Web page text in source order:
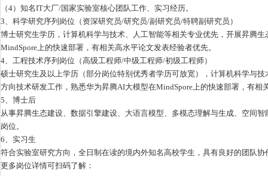
（4）知名IT大厂/国家实验室核心团队工作、实习经历。
3、科学研究序列岗位（资深研究员/研究员/副研究员/特聘副研究员）
博士研究生学历，计算机科学与技术、人工智能等相关专业优先，开展昇腾
MindSpore上的快速部署，有相关高水平论文发表经验者优先。
4、工程技术序列岗位（高级工程师/中级工程师/初级工程师）
硕士研究生及以上学历（部分岗位特别优秀者学历可放宽），计算机科学与
方向技术研发工作，熟悉华为昇腾AI大模型在MindSpore上的快速部署，有相
5、博士后
从事昇腾生态建设、数据引擎建设、大语言模型、多模态理解与生成、空间
岗位。
6、实习生
符合实验室研究方向，全日制在读的境内外知名高校学生，具有良好的团队
更多岗位详情可扫码了解：